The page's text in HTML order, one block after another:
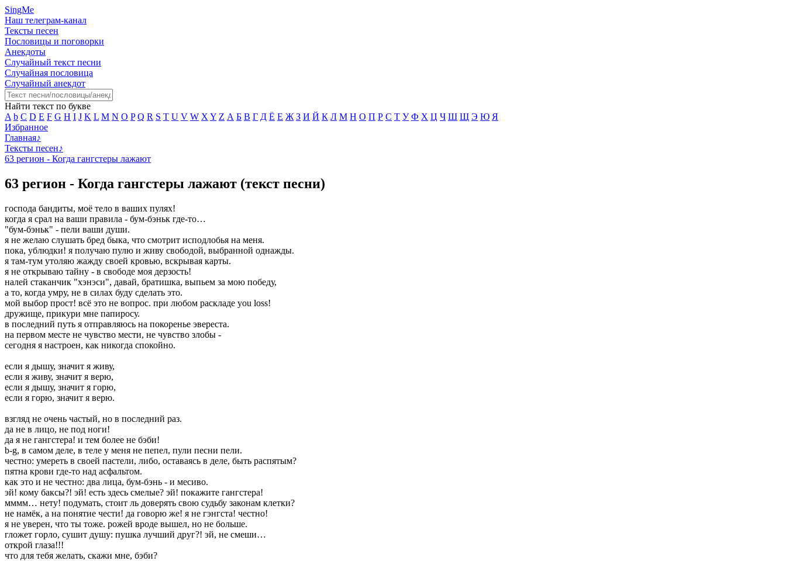
SingMe
Наш телеграм-канал
Тексты песен
Пословицы и поговорки
Анекдоты
Случайный текст песни
Случайная пословица
Случайный анекдот
Найти текст по букве
A b C D E F G H I J K L M N O P Q R S T U V W X Y Z А Б В Г Д Ё Е Ж З И Й К Л М Н О П Р С Т У Ф Х Ц Ч Ш Щ Э Ю Я
Избранное
Главная♪
Тексты песен♪
63 регион - Когда гангстеры лажают
63 регион - Когда гангстеры лажают (текст песни)
господа бандиты, моё тело в ваших пулях!
когда я срал на ваши правила - бум-бэньк где-то…
"бум-бэньк" - пели ваши души.
я не желаю слушать бред быка, что смотрит исподлобья на меня.
пока, ублюдки! я получаю пулю и живу свободой, выбранной однажды.
я там-тум утоляю жажду своей кровью, вскрывая карты.
я не открываю тайну - в свободе моя дерзость!
налей стаканчик "хэнэси", давай, братишка, выпьем за мою победу,
а то, когда умру, не в силах буду сделать это.
мой выбор прост! всё это не вопрос. при любом раскладе you loss!
дружище, прикури мне папиросу.
в последний путь я отправляюсь на покоренье эвереста.
на первом месте не чувство мести, не чувство злобы -
сегодня я настроен, как никогда спокойно.
если я дышу, значит я живу,
если я живу, значит я верю,
если я дышу, значит я горю,
если я горю, значит я верю.
взгляд не очень частый, но в последний раз.
да не в лицо, не под ноги!
да я не гангстера! и тем более не бэби!
b-g, в самом деле, в теле у меня не пепел, пули песни пели.
честно: умереть в своей пастели, либо, оставаясь в деле, быть распятым?
пятна крови где-то над асфальтом.
как это и не честно: два лица, бум-бэнь - и месиво.
эй! кому баксы?! эй! есть здесь смелые? эй! покажите гангстера!
мммм… нету! подумать, стоит ль доверять свою судьбу законам клетки?
не намёк, а на понятие чести! да говорю же! я не гэнгста! честно!
я не уверен, что ты тоже. рожей вроде вышел, но не больше.
гложет горло, сушит душу: пушка лучший друг?! эй, не смеши…
открой глаза!!!
что для тебя желать, скажи мне, бэби?